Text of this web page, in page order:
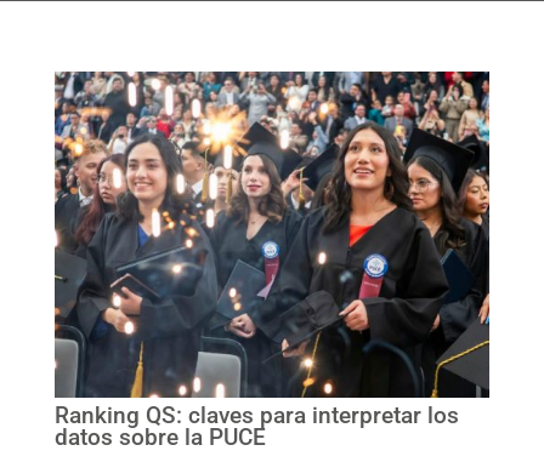
Ranking QS: claves para interpretar los
datos sobre la PUCE